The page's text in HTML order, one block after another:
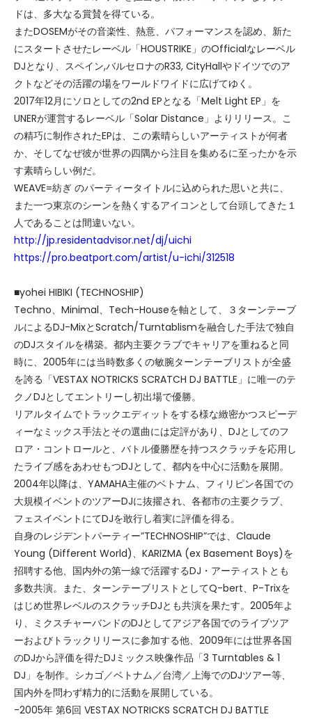
ドは、多大なる賞賛を得ている。
またDOSEMがその音楽性、熱意、パフォーマンスを認め、新た
にスタートさせたレーベル「HOUSTRIKE」のOfficialなレーベル
DJとなり、スペイン,バルセロナのR33, CityHallやドイツでのア
クトなどその活躍の場をワールドワイドに広げてゆく。
2017年12月にソロとしての2nd EPとなる「Melt Light EP」を
UNERが運営するレーベル「Solar Distance」よりリリース。こ
の精巧に制作されたEPは、この素晴らしいアーティストが何者
か、そしてなぜ彼が世界の四隅から注目を集めるに至ったかを示
す素晴らしい例だ。
WEAVE=紡ぎ のパーティータイトルに込められた思いと共に、
また一つ東京のシーンを熱くするアイコンとして台頭してきた１
人であることは間違いない。
http://jp.residentadvisor.net/dj/uichi
https://pro.beatport.com/artist/u-ichi/312518
■yohei HIBIKI (TECHNOSHIP)
Techno、Minimal、Tech-Houseを軸として、３ターンテーブ
ルによるDJ-MixとScratch/Turntablismを融合した手法で独自
のDJスタイルを構築。都内主要クラブでキャリアを重ねると同
時に、2005年には当時数多くの敏腕ターンテーブリストが全盛
を誇る「VESTAX NOTRICKS SCRATCH DJ BATTLE」に唯一のテ
クノDJとしてエントリーし初出場で優勝。
リアルタイムでトラックエディットをする様な緻密かつスピーデ
ィーなミックス手法とその選曲には定評があり、DJとしてのフ
ロア・コントロールと、バトル優勝歴を持つスクラッチを応用し
たライブ感をあわせもつDJとして、都内を中心に活動を展開。
2004年以降は、YAMAHA主催のベトナム、フィリピン各国での
大規模イベントのツアーDJに抜擢され、各都市の主要クラブ、
フェスイベントにてDJを敢行し着実に評価を得る。
自身のレジデントパーティー”TECHNOSHIP”では、Claude
Young (Different World)、KARIZMA (ex Basement Boys)を
招聘する他、国内外の第一線で活躍するDJ・アーティストとも
多数共演。また、ターンテーブリストとしてQ-bert、P-Trixを
はじめ世界レベルのスクラッチDJとも共演を果たす。2005年よ
り、ミクスチャーバンドのDJとしてアジア各国でのライブツア
ーおよびトラックリリースに参加する他、2009年には世界各国
のDJから評価を得たDJミックス映像作品「3 Turntables & 1
DJ」を制作。シカゴ／ベトナム／台湾／上海でのDJツアー等、
国内外を問わず精力的に活動を展開している。
-2005年 第6回 VESTAX NOTRICKS SCRATCH DJ BATTLE